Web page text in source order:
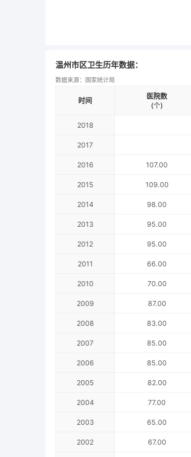
温州市区卫生历年数据：
数据来源：国家统计局
时间
医院数
(个)
2018
2017
2016 107.00
2015 109.00
2014 98.00
2013 95.00
2012 95.00
2011 66.00
2010 70.00
2009 87.00
2008 83.00
2007 85.00
2006 85.00
2005 82.00
2004 77.00
2003 65.00
2002 67.00